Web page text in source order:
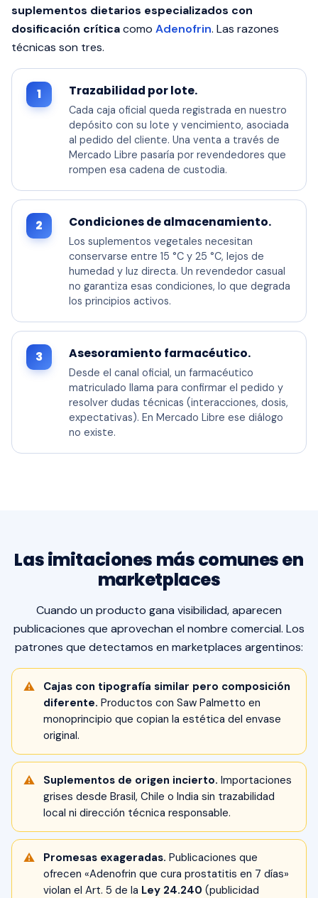
suplementos dietarios especializados con
dosificación críticacomo Adenofrin. Las razones
técnicas son tres.
1 Trazabilidad por lote.
Cada caja oficial queda registrada en nuestro
depósito con su lote y vencimiento, asociada
al pedido del cliente. Una venta a través de
Mercado Libre pasaría por revendedores que
rompen esa cadena de custodia.
2 Condiciones de almacenamiento.
Los suplementos vegetales necesitan
conservarse entre 15 °C y 25 °C, lejos de
humedad y luz directa. Un revendedor casual
no garantiza esas condiciones, lo que degrada
los principios activos.
3 Asesoramiento farmacéutico.
Desde el canal oficial, un farmacéutico
matriculado llama para confirmar el pedido y
resolver dudas técnicas (interacciones, dosis,
expectativas). En Mercado Libre ese diálogo
no existe.
Las imitaciones más comunes en
marketplaces
Cuando un producto gana visibilidad, aparecen
publicaciones que aprovechan el nombre comercial. Los
patrones que detectamos en marketplaces argentinos:
Cajas con tipografía similar pero composición
diferente. Productos con Saw Palmetto en
monoprincipio que copian la estética del envase
original.
Suplementos de origen incierto. Importaciones
grises desde Brasil, Chile o India sin trazabilidad
local ni dirección técnica responsable.
Promesas exageradas. Publicaciones que
ofrecen «Adenofrin que cura prostatitis en 7 días»
violan el Art. 5 de la Ley 24.240 (publicidad